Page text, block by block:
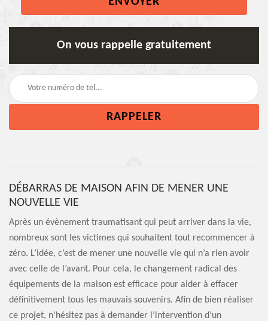
On vous rappelle gratuitement
DÉBARRAS DE MAISON AFIN DE MENER UNE
NOUVELLE VIE
Après un évènement traumatisant qui peut arriver dans la vie,
nombreux sont les victimes qui souhaitent tout recommencer à
zéro. L’idée, c’est de mener une nouvelle vie qui n’a rien avoir
avec celle de l’avant. Pour cela, le changement radical des
équipements de la maison est efficace pour aider à effacer
définitivement tous les mauvais souvenirs. Afin de bien réaliser
ce projet, n’hésitez pas à demander l’intervention d’un